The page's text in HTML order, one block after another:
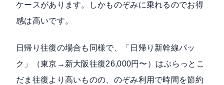
ケースがあります。しかものぞみに乗れるのでお得
感は高いです。
日帰り往復の場合も同様で、「日帰り新幹線パッ
ク」（東京→新大阪往復26,000円〜）はぷらっとこ
だま往復より高いものの、のぞみ利用で時間を節約